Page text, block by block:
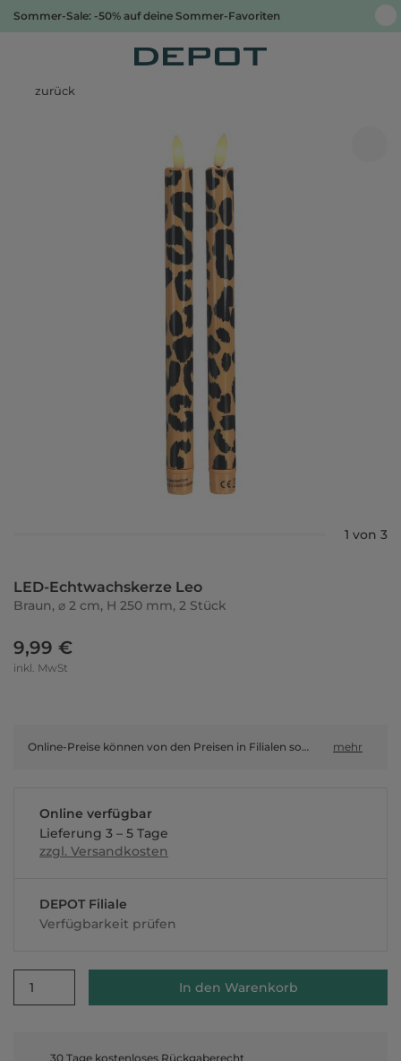
Sommer-Sale: -50% auf deine Sommer-Favoriten
zurück
1 von 3
LED-Echtwachskerze Leo
Braun, ⌀ 2 cm, H 250 mm, 2 Stück
9,99 €
inkl. MwSt
Online-Preise können von den Preisen in Filialen sowie Shop-in-Shop-Flächen abweichen. mehr
Online verfügbar
Lieferung 3 – 5 Tage
zzgl. Versandkosten
DEPOT Filiale
Verfügbarkeit prüfen
1 In den Warenkorb
30 Tage kostenloses Rückgaberecht